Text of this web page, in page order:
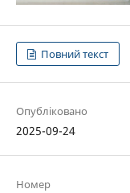
Повний текст
Опубліковано
2025-09-24
Номер